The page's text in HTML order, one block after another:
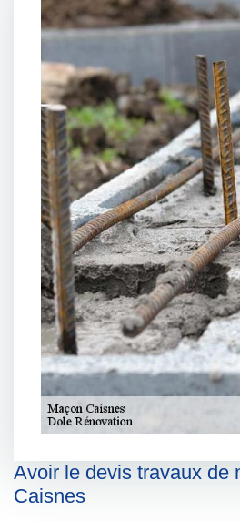
Avoir le devis travaux de
Caisnes